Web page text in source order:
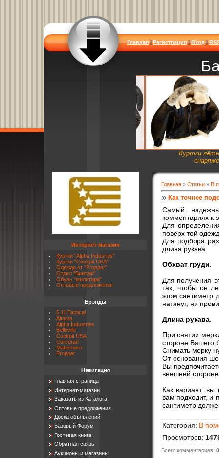
Главная|Регистрация|Вход|
Куртки
Главная » Статьи » В
Как точнее
Самый
комментариях к
Для
поверх той
Для подбора
длина рукава.
Обхват груди.
Для получения
так, чтобы он
этом сантиметр
натянут, ни
Длина рукава.
При снятии
стороне Вашего
Снимать мерку
От основания
Вы
внешней
Как вариант, вы
вам подходит, и
сантиметр
Категория: В
Просмотров:
Всего комментариев: 0
Интернет-магазин
Куртки "Alpha Indusries"
Куртки "Cockpit USA"
Одежда от "Propper"
Отдел "Винтаж"
Обувь "милитари"
Оптовые предложения
Брэнды
5.11 Tactical
Altama
Alpha Industries
Belleville
Cockpit USA
Corcoran
Matterhorn
Propper
Навигация
Главная страница
Интернет-магазин
Заказать из Каталога
Оптовые предложения
Доска объявлений
Базовый Форум
Гостевая книга
Обратная связь
Аукционы и магазины